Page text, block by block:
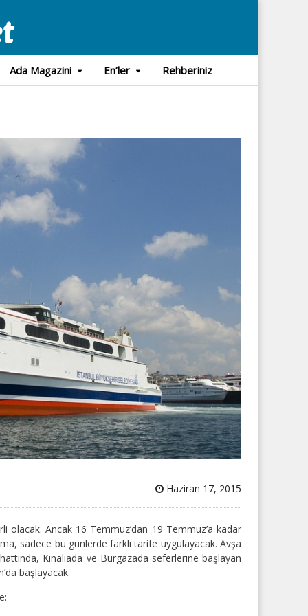
Ada Magazini En’ler Rehberiniz
Haziran 17, 2015
Ancak 16 Temmuz’dan 19 Temmuz’a kadar
sadece bu günlerde farklı tarife uygulayacak. Avşa
Kınalıada ve Burgazada seferlerine başlayan
başlayacak.